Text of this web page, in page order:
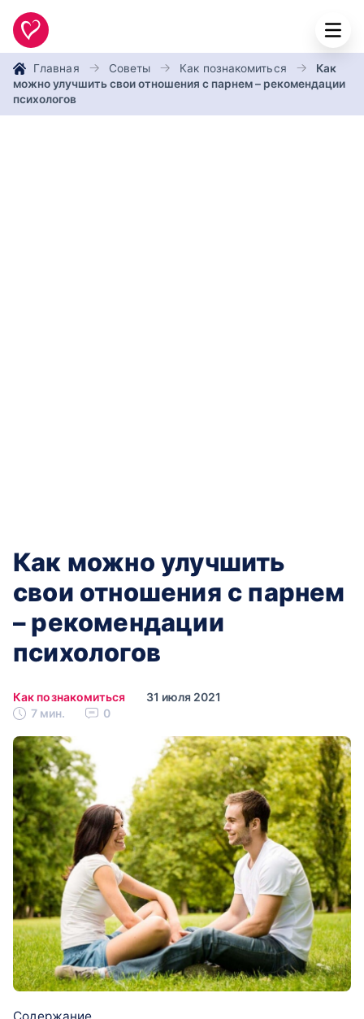
Главная Советы Как познакомиться
Как
можно улучшить свои отношения с парнем – рекомендации
психологов
Как можно улучшить
свои отношения с парнем
– рекомендации
психологов
Как познакомиться
31 июля 2021
7 мин.
0